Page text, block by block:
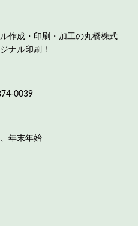
作成・印刷・加工の丸橋株式
ナル印刷！
0039
年末年始